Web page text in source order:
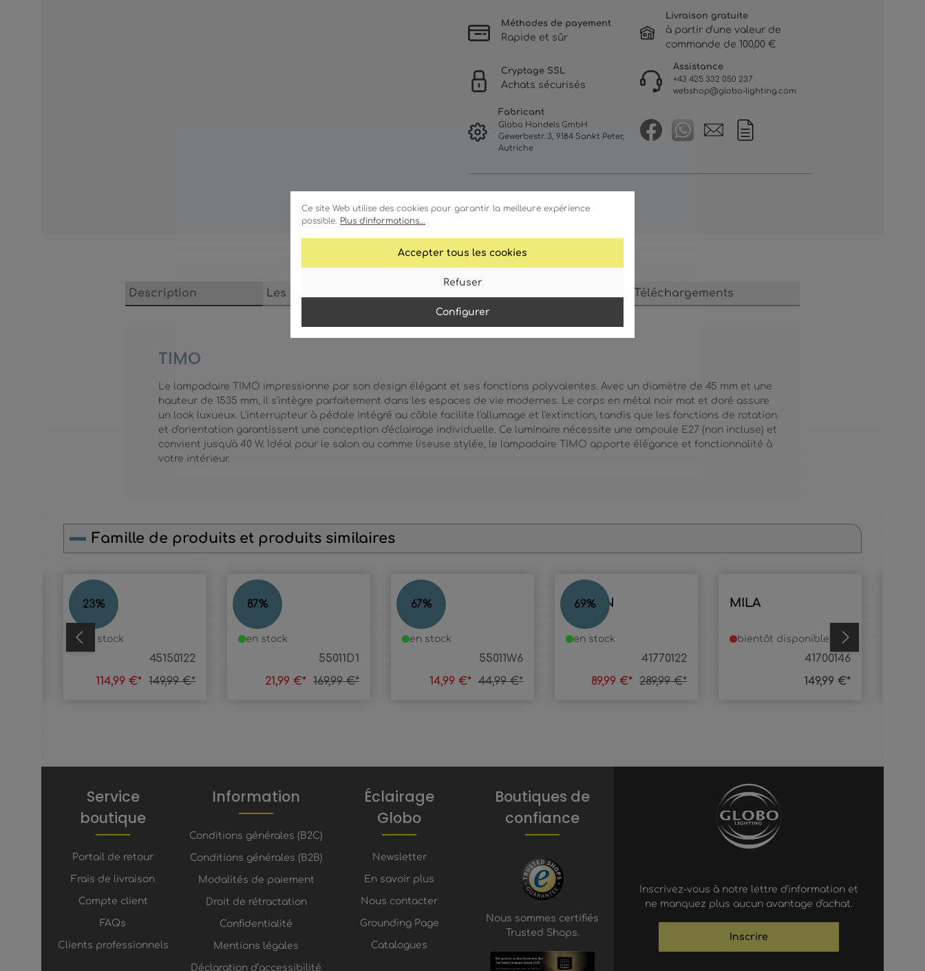
Ce site Web utilise des cookies pour garantir la meilleure expérience
possible. Plus d'informations...
Accepter tous les cookies
Refuser
Configurer
Méthodes de payement
Rapide et sûr
Livraison gratuite
à partir d'une valeur de
commande de 100,00 €
Cryptage SSL
Achats sécurisés
Assistance
+43 425 332 050 237
webshop@globo-lighting.com
Fabricant
Globo Handels GmbH
Gewerbestr. 3, 9184 Sankt Peter,
Autriche
Description Les caractéristiques Téléchargements
TIMO
Le lampadaire TIMO impressionne par son design élégant et ses fonctions polyvalentes. Avec un diamètre de 45 mm et une
hauteur de 1535 mm, il s'intègre parfaitement dans les espaces de vie modernes. Le corps en métal noir mat et doré assure
un look luxueux. L'interrupteur à pédale intégré au câble facilite l'allumage et l'extinction, tandis que les fonctions de rotation
et d'orientation garantissent une conception d'éclairage individuelle. Ce luminaire nécessite une ampoule E27 (non incluse) et
convient jusqu'à 40 W. Idéal pour le salon ou comme liseuse stylée, le lampadaire TIMO apporte élégance et fonctionnalité à
votre intérieur.
Famille de produits et produits similaires
Ignorer la galerie de produits
23%
TIMO
45150122
en stock
114,99 €* 149,99 €*
87%
TIMO
55011D1
en stock
21,99 €* 169,99 €*
67%
TIMO
55011W6
en stock
14,99 €* 44,99 €*
69%
MERLIN
41770122
en stock
89,99 €* 289,99 €*
MILA
41700146
bientôt disponible
149,99 €*
Service
boutique
Portail de retour
Frais de livraison
Compte client
FAQs
Clients professionnels
Information
Conditions générales (B2C)
Conditions générales (B2B)
Modalités de paiement
Droit de rétractation
Confidentialité
Mentions légales
Déclaration d’accessibilité
Éclairage
Globo
Newsletter
En savoir plus
Nous contacter
Grounding Page
Catalogues
Boutiques de
confiance
Nous sommes certifiés
Trusted Shops.
Inscrivez-vous à notre lettre d'information et
ne manquez plus aucun avantage d'achat.
Inscrire